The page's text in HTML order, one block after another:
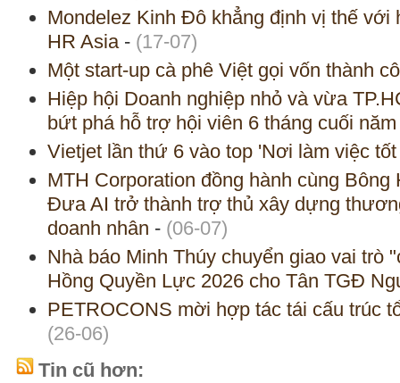
Mondelez Kinh Đô khẳng định vị thế
HR Asia- (17-07)
Một start-up cà phê Việt gọi vốn thành
Hiệp hội Doanh nghiệp nhỏ và vừa
bứt phá hỗ trợ hội viên 6 tháng cuối năm
Vietjet lần thứ 6 vào top 'Nơi làm việc
MTH Corporation đồng hành cùng
Đưa AI trở thành trợ thủ xây dựng
doanh nhân - (06-07)
Nhà báo Minh Thúy chuyển giao vai trò
Hồng Quyền Lực 2026 cho Tân TGĐ
PETROCONS mời hợp tác tái cấu trúc
(26-06)
Tin cũ hơn: